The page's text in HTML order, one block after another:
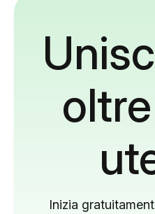
Inizia